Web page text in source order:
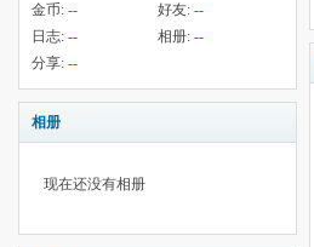
金币: -- 好友: --
日志: -- 相册: --
分享: --
相册
现在还没有相册